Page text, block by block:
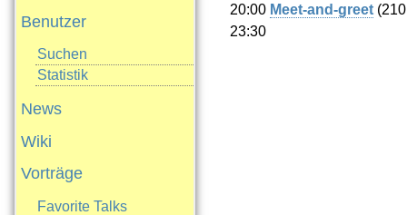
Benutzer
Suchen
Statistik
News
Wiki
Vorträge
Favorite Talks
20:00 ‎Meet-and-greet‎
23:30